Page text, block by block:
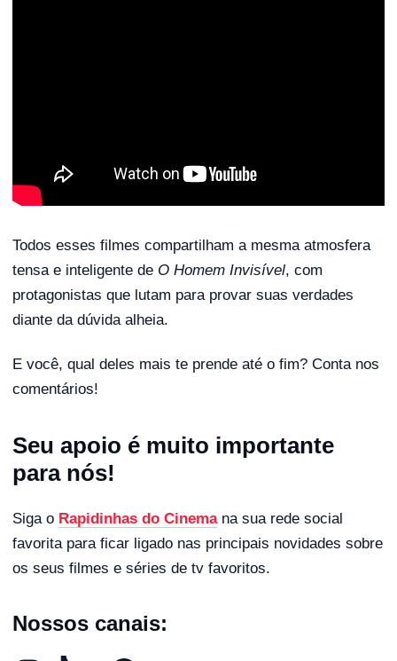
Todos esses filmes compartilham a mesma atmosfera
tensa e inteligente de O Homem Invisível, com
protagonistas que lutam para provar suas verdades
diante da dúvida alheia.
E você, qual deles mais te prende até o fim? Conta nos
comentários!
Seu apoio é muito importante
para nós!
Siga o Rapidinhas do Cinemana sua rede social
favorita para ficar ligado nas principais novidades sobre
os seus filmes e séries de tv favoritos.
Nossos canais: